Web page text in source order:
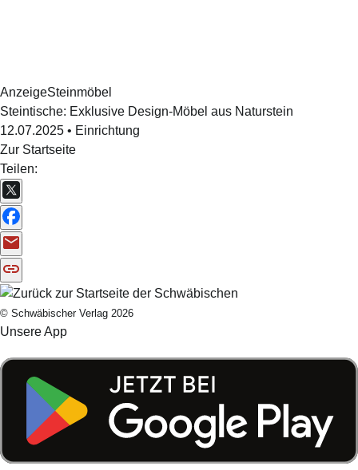
AnzeigeSteinmöbel
Steintische: Exklusive Design-Möbel aus Naturstein
12.07.2025 • Einrichtung
Zur Startseite
Teilen:
© Schwäbischer Verlag 2026
Unsere App